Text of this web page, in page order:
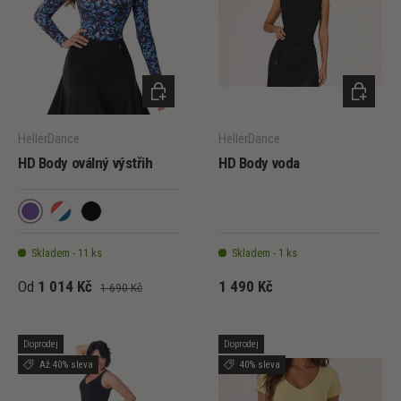
HellerDance
HD Body oválný výstřih
Purple
Skladem - 11 ks
Od 1 014 Kč 1 690 Kč
VYBERTE MOŽNOSTI
HellerDance
HD Body voda
Skladem - 1 ks
1 490 Kč
Doprodej
Až 40% sleva
Doprodej
40% sleva